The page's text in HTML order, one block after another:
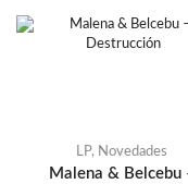
LP, Novedades
Malena & Belcebu